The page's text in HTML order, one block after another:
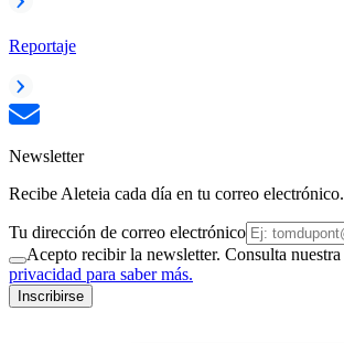
Reportaje
Newsletter
Recibe Aleteia cada día en tu correo electrónico.
Tu dirección de correo electrónico
Acepto recibir la newsletter. Consulta nuestra
privacidad para saber más.
Inscribirse